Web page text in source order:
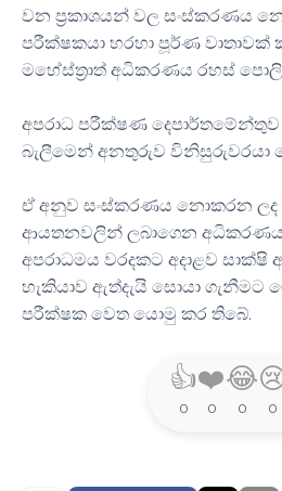
වන ප්‍රකාශයන් වල සංස්කරණය
පරීක්ෂකයා හරහා පූර්ණ වාතාවක්
මහේස්ත්‍රාත් අධිකරණය රහස්
අපරාධ පරීක්ෂණ
බැලීමෙන් අනතුරුව විනිසුරුවරයා
ඒ අනුව සංස්කරණය නොකරන ලද
ආයතනවලින් ලබාගෙන
අපරාධමය වරදකට අදාළව
හැකියාව ඇත්දැයි සොයා ගැනීමට
පරීක්ෂක වෙත යොමු කර තිබේ.
👍
0
❤️
0
😂
0 0